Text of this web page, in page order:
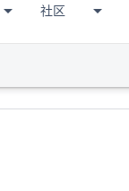
社区